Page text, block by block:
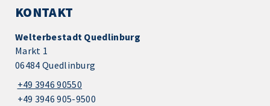
KONTAKT
Welterbestadt Quedlinburg
Markt 1
06484 Quedlinburg
+49 3946 90550
+49 3946 905-9500